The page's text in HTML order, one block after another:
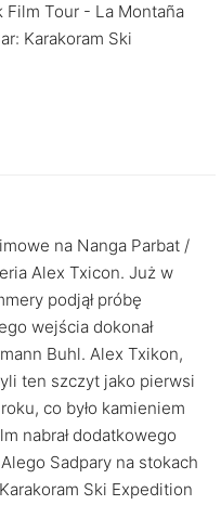
Film Tour - La Montaña
Karakoram Ski
na Nanga Parbat /
Alex Txicon. Już w
podjął próbę
wejścia dokonał
Buhl. Alex Txikon,
ten szczyt jako pierwsi
co było kamieniem
nabrał dodatkowego
Sadpary na stokach
Ski Expedition